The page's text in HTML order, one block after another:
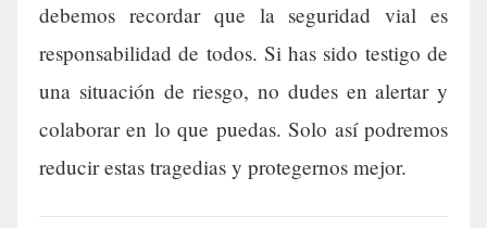
debemos recordar que la seguridad vial es
responsabilidad de todos. Si has sido testigo de
una situación de riesgo, no dudes en alertar y
colaborar en lo que puedas. Solo así podremos
reducir estas tragedias y protegernos mejor.